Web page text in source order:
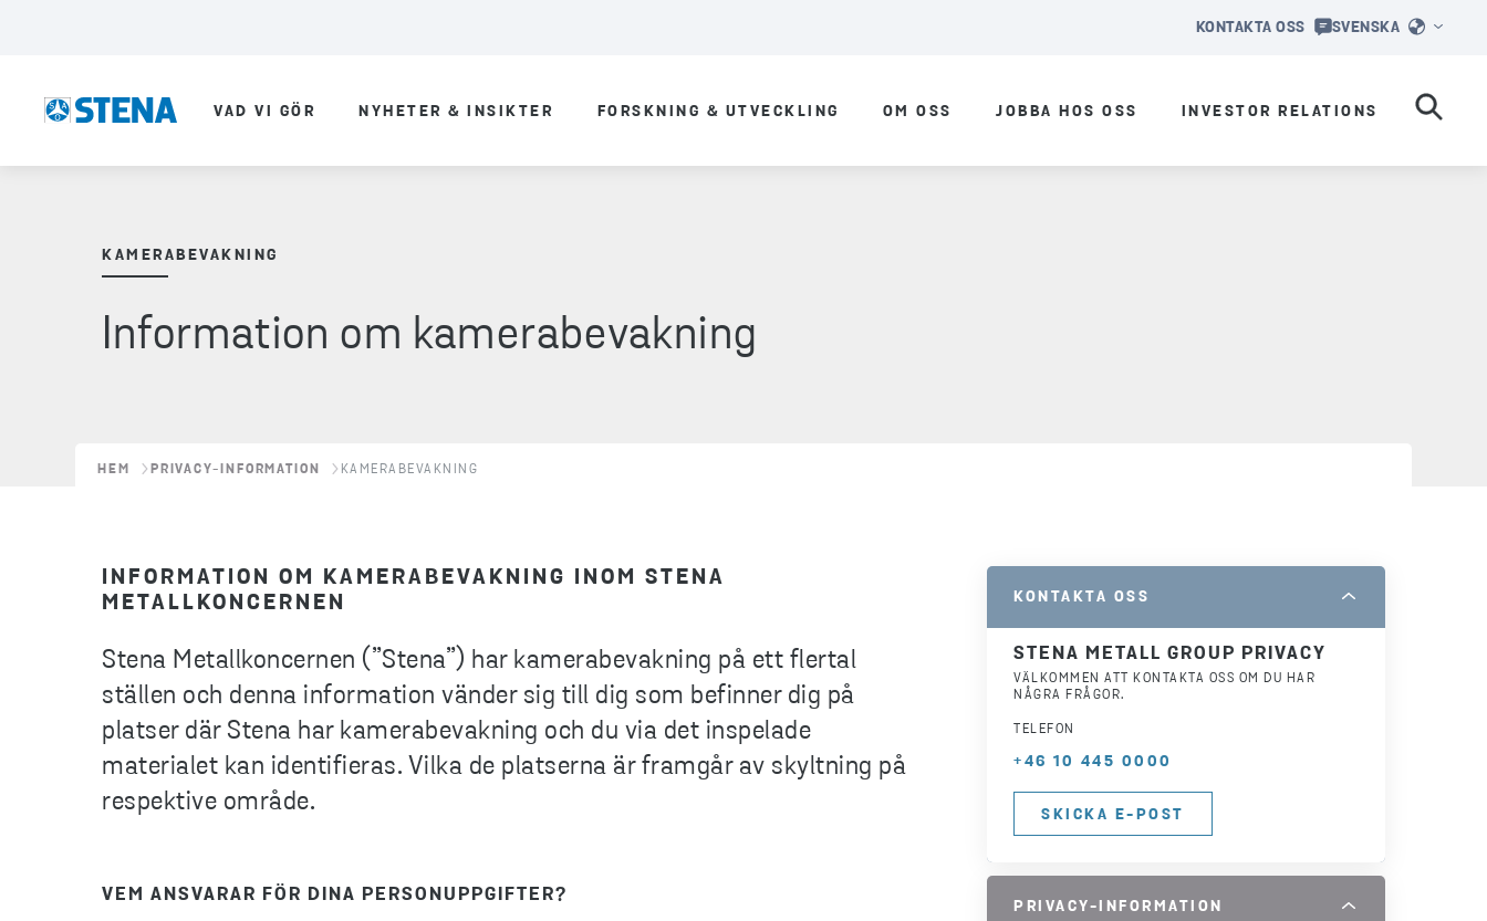
KONTAKTA OSS SVENSKA
VAD VI GÖR NYHETER & INSIKTER FORSKNING & UTVECKLING OM OSS JOBBA HOS OSS INVESTOR RELATIONS
KAMERABEVAKNING
Information om kamerabevakning
HEM PRIVACY-INFORMATION KAMERABEVAKNING
INFORMATION OM KAMERABEVAKNING INOM STENA
METALLKONCERNEN
Stena Metallkoncernen (”Stena”) har kamerabevakning på ett flertal
ställen och denna information vänder sig till dig som befinner dig på
platser där Stena har kamerabevakning och du via det inspelade
materialet kan identifieras. Vilka de platserna är framgår av skyltning på
respektive område.
VEM ANSVARAR FÖR DINA PERSONUPPGIFTER?
KONTAKTA OSS
STENA METALL GROUP PRIVACY
VÄLKOMMEN ATT KONTAKTA OSS OM DU HAR
NÅGRA FRÅGOR.
TELEFON
+46 10 445 0000
SKICKA E-POST
PRIVACY-INFORMATION